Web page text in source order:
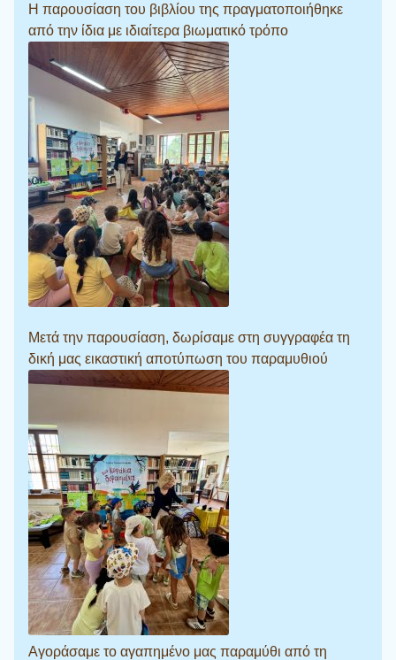
Η παρουσίαση του βιβλίου της πραγματοποιήθηκε
από την ίδια με ιδιαίτερα βιωματικό τρόπο
Μετά την παρουσίαση, δωρίσαμε στη συγγραφέα τη
δική μας εικαστική αποτύπωση του παραμυθιού
Αγοράσαμε το αγαπημένο μας παραμύθι από τη